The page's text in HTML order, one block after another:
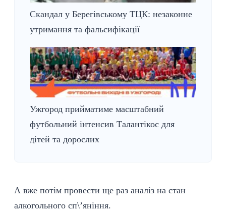
Скандал у Берегівському ТЦК: незаконне
утримання та фальсифікації
Ужгород прийматиме масштабний
футбольний інтенсив Талантікос для
дітей та дорослих
А вже потім провести ще раз аналіз на стан
алкогольного сп\’яніння.